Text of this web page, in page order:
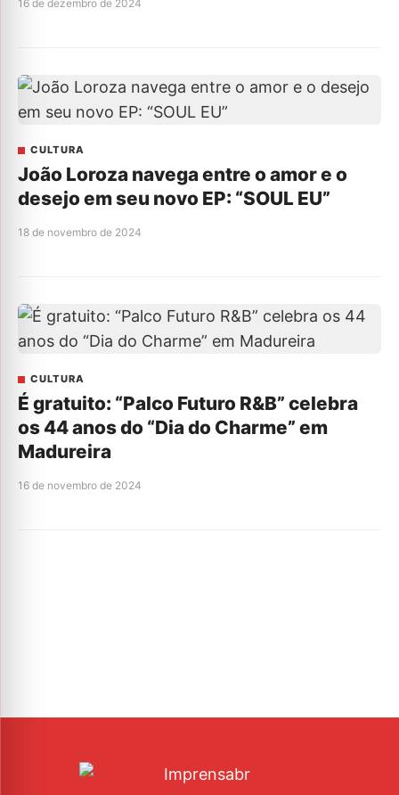
16 de dezembro de 2024
CULTURA
João Loroza navega entre o amor e o
desejo em seu novo EP: “SOUL EU”
18 de novembro de 2024
CULTURA
É gratuito: “Palco Futuro R&B” celebra
os 44 anos do “Dia do Charme” em
Madureira
16 de novembro de 2024